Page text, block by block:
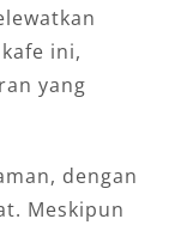
ini,
yang
dengan
Meskipun